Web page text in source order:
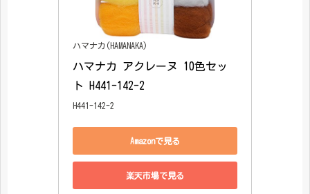
ハマナカ(HAMANAKA)
ハマナカ アクレーヌ 10色セッ
ト H441-142-2
H441-142-2
Amazonで見る
楽天市場で見る